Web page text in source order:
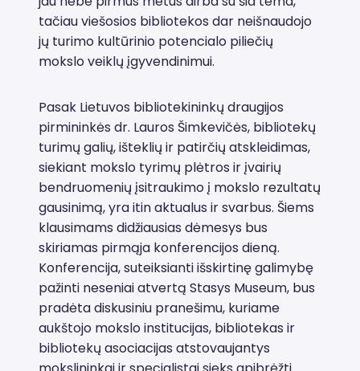
tačiau viešosios bibliotekos dar neišnaudojo
jų turimo kultūrinio potencialo piliečių
mokslo veiklų įgyvendinimui.
Pasak Lietuvos bibliotekininkų draugijos
pirmininkės dr. Lauros Šimkevičės, bibliotekų
turimų galių, išteklių ir patirčių atskleidimas,
siekiant mokslo tyrimų plėtros ir įvairių
bendruomenių įsitraukimo į mokslo rezultatų
gausinimą, yra itin aktualus ir svarbus. Šiems
klausimams didžiausias dėmesys bus
skiriamas pirmąja konferencijos dieną.
Konferencija, suteiksianti išskirtinę galimybę
pažinti neseniai atvertą Stasys Museum, bus
pradėta diskusiniu pranešimu, kuriame
aukštojo mokslo institucijas, bibliotekas ir
bibliotekų asociacijas atstovaujantys